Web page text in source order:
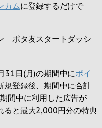
カムに登録するだけで
ポタ友スタートダッシ
日(月)の期間中にポイ
規登録後、期間中に合計
間中に利用した広告が
ると最大2,000円分の特典